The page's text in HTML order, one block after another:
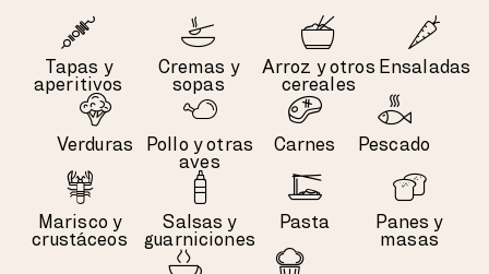
Tapas y
aperitivos
Cremas y
sopas
Arroz y otros
cereales
Ensaladas
Verduras
Pollo y otras
aves
Carnes Pescado
Marisco y
crustáceos
Salsas y
guarniciones
Pasta
Panes y
masas